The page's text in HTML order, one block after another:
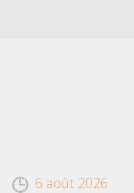
6 août 2026